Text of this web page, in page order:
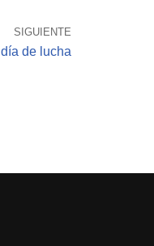
SIGUIENTE
de lucha